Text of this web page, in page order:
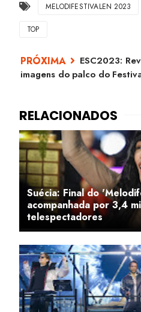
MELODIFESTIVALEN 2023
TOP
ESC2023:
imagens do palco do
Suécia: Final do
acompanhada por 3,4
telespectadores